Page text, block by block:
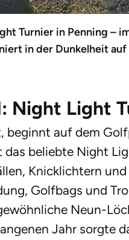
Turnier in Penning –
in der Dunkelheit
Night Light
beginnt auf dem
das beliebte Night
Knicklichtern und
Golfbags und
Neun-
Jahr sorgte